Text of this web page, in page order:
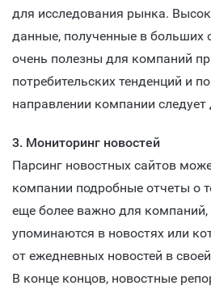
для исследования рынка.
данные, полученные в больших
очень полезны для компаний
потребительских тенденций и
направлении компании
3. Мониторинг новостей
Парсинг новостных сайтов
компании подробные отчеты о
еще более важно для компаний,
упоминаются в новостях или
от ежедневных новостей в
В конце концов, новостные